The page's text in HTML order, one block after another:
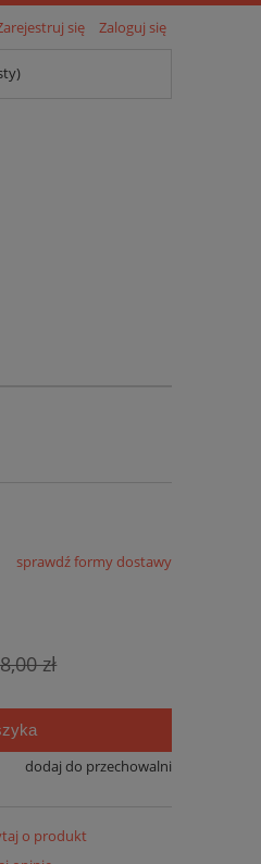
się Zaloguj się
sprawdź formy dostawy
zł
dodaj do przechowalni
o produkt